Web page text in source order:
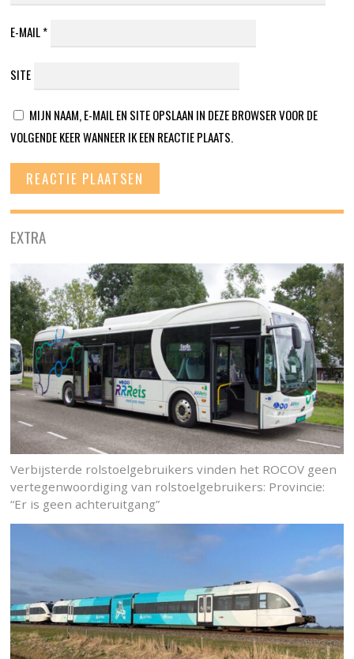
E-MAIL*
SITE
MIJN NAAM, E-MAIL EN SITE OPSLAAN IN DEZE BROWSER VOOR DE
VOLGENDE KEER WANNEER IK EEN REACTIE PLAATS.
EXTRA
Verbijsterde rolstoelgebruikers vinden het ROCOV geen
vertegenwoordiging van rolstoelgebruikers: Provincie:
“Er is geen achteruitgang”